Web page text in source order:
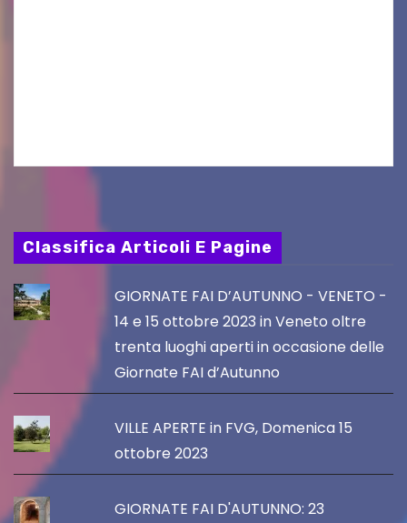
Classifica Articoli E Pagine
GIORNATE FAI D’AUTUNNO - VENETO -
14 e 15 ottobre 2023 in Veneto oltre
trenta luoghi aperti in occasione delle
Giornate FAI d’Autunno
VILLE APERTE in FVG, Domenica 15
ottobre 2023
GIORNATE FAI D'AUTUNNO: 23